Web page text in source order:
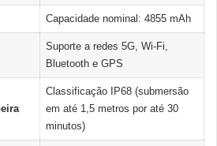
Capacidade nominal: 4855 mAh
Suporte a redes 5G, Wi-Fi,
Bluetooth e GPS
Classificação IP68 (submersão
em até 1,5 metros por até 30
minutos)